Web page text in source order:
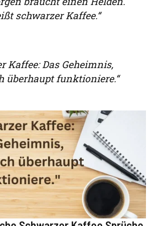
schwarzer Kaffee.“
Kaffee: Das Geheimnis,
überhaupt funktioniere.“